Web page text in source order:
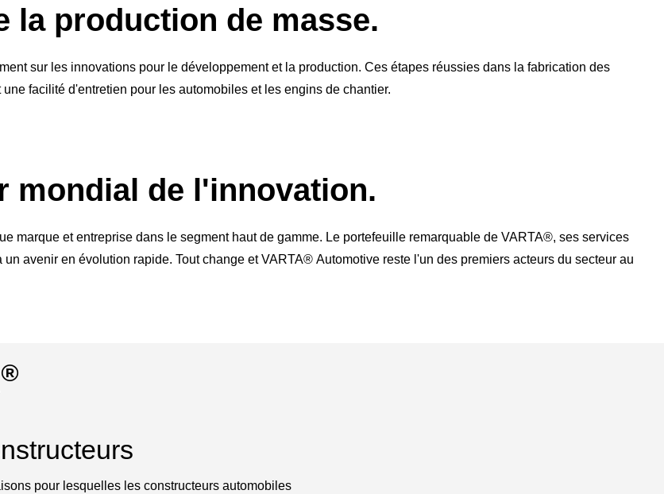
la production de masse.
sur les innovations pour le développement et la production. Ces étapes réussies dans la fabrication des
facilité d'entretien pour les automobiles et les engins de chantier.
mondial de l'innovation.
marque et entreprise dans le segment haut de gamme. Le portefeuille remarquable de VARTA®, ses services
avenir en évolution rapide. Tout change et VARTA® Automotive reste l'un des premiers acteurs du secteur au
®
pour lesquelles les constructeurs automobiles